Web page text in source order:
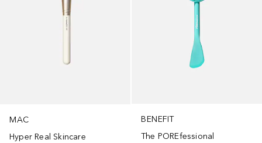
MAC
Hyper Real Skincare
BENEFIT
The POREfessional